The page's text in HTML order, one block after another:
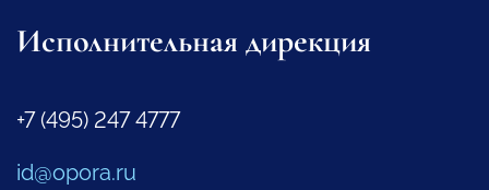
Исполнительная дирекция
+7 (495) 247 4777
id@opora.ru